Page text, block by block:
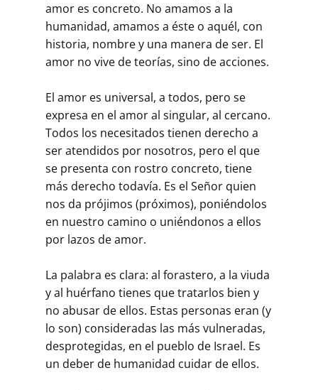
amor es concreto. No amamos a la
humanidad, amamos a éste o aquél, con
historia, nombre y una manera de ser. El
amor no vive de teorías, sino de acciones.
El amor es universal, a todos, pero se
expresa en el amor al singular, al cercano.
Todos los necesitados tienen derecho a
ser atendidos por nosotros, pero el que
se presenta con rostro concreto, tiene
más derecho todavía. Es el Señor quien
nos da prójimos (próximos), poniéndolos
en nuestro camino o uniéndonos a ellos
por lazos de amor.
La palabra es clara: al forastero, a la viuda
y al huérfano tienes que tratarlos bien y
no abusar de ellos. Estas personas eran (y
lo son) consideradas las más vulneradas,
desprotegidas, en el pueblo de Israel. Es
un deber de humanidad cuidar de ellos.